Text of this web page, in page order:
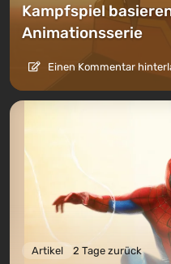
Kampfspiel
Animationsserie
Einen Kommentar
Artikel 2 Tage zurück